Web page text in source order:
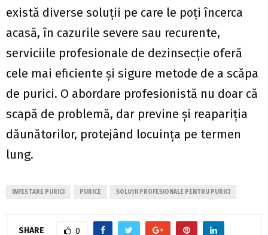
există diverse soluții pe care le poți încerca
acasă, în cazurile severe sau recurente,
serviciile profesionale de dezinsecție oferă
cele mai eficiente și sigure metode de a scăpa
de purici. O abordare profesionistă nu doar că
scapă de problemă, dar previne și reapariția
dăunătorilor, protejând locuința pe termen
lung.
INFESTARE PURICI PURICE SOLUȚII PROFESIONALE PENTRU PURICI
SHARE 0